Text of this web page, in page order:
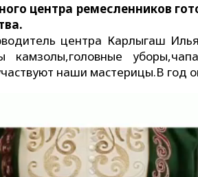
центра ремесленников
центра Карлыгаш
камзолы,головные
наши мастерицы.В год